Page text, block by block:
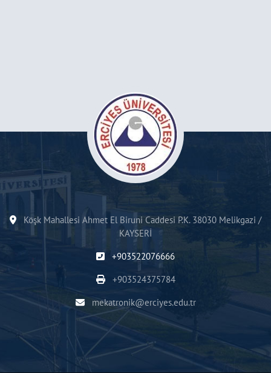
Köşk Mahallesi Ahmet El Biruni Caddesi P.K. 38030 Melikgazi /
KAYSERİ
+903522076666
+903524375784
mekatronik@erciyes.edu.tr